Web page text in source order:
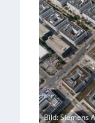
Bild: Siemens